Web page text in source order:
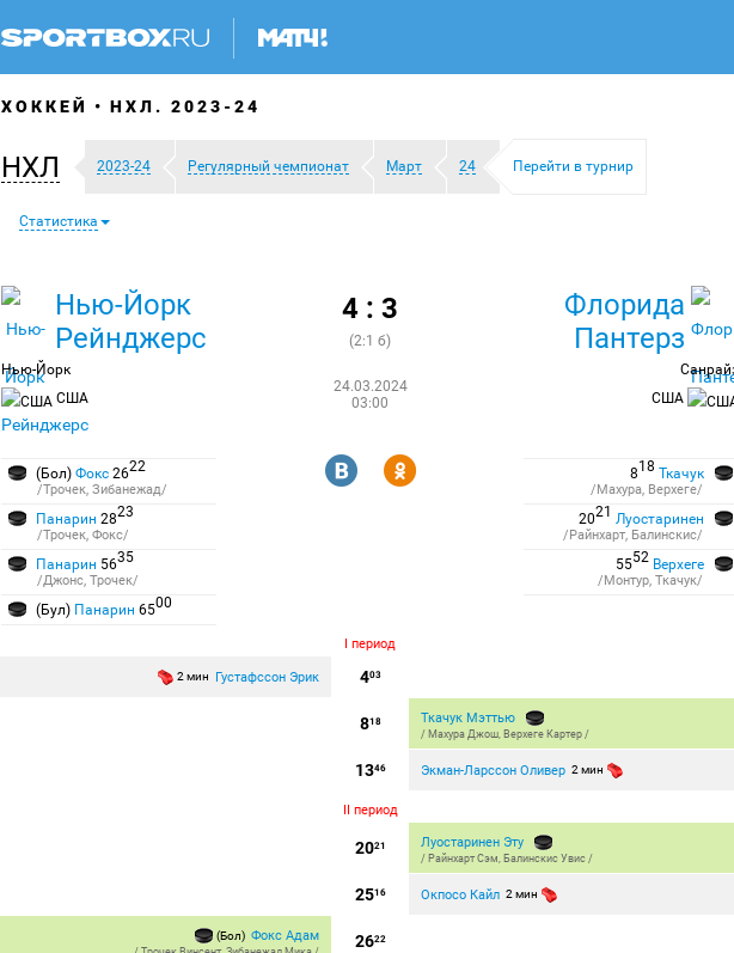
ХОККЕЙ НХЛ. 2023-24
НХЛ 2023-24 Регулярный чемпионат Март 24 Перейти в турнир
Статистика
Нью-Йорк
Рейнджерс
Нью-Йорк
США
4 : 3
(2:1 б)
24.03.2024
03:00
Флорида
Пантерз
США
(Бол) Фокс 2622
/Трочек, Зибанежад/
Панарин 2823
/Трочек, Фокс/
Панарин 5635
/Джонс, Трочек/
(Бул) Панарин 6500
R Y 818 Ткачук
/Махура, Верхеге/
2021 Луостаринен
/Райнхарт, Балинскис/
5552 Верхеге
/Монтур, Ткачук/
I период
403
2 мин Густафссон Эрик
818 Ткачук Мэттью
/ Махура Джош, Верхеге Картер /
1346 Экман-Ларссон Оливер 2 мин
II период
2021 Луостаринен Эту
/ Райнхарт Сэм, Балинскис Увис /
2516 Окпосо Кайл 2 мин
2622
(Бол) Фокс Адам